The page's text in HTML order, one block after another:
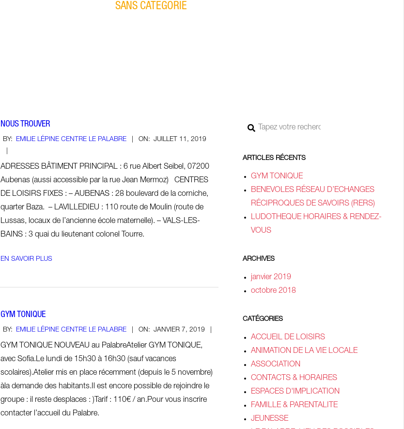
SANS CATEGORIE
NOUS TROUVER
2019-
07-
11
BY: EMILIE LÉPINE CENTRE LE PALABRE ON: JUILLET 11, 2019
ADRESSES BÂTIMENT PRINCIPAL : 6 rue Albert Seibel, 07200
Aubenas (aussi accessible par la rue Jean Mermoz) CENTRES
DE LOISIRS FIXES : – AUBENAS : 28 boulevard de la corniche,
quarter Baza. – LAVILLEDIEU : 110 route de Moulin (route de
Lussas, locaux de l’ancienne école maternelle). – VALS-LES-
BAINS : 3 quai du lieutenant colonel Tourre.
EN SAVOIR PLUS
GYM TONIQUE
2019-
01-
BY: EMILIE LÉPINE CENTRE LE PALABRE ON: JANVIER 7, 2019
GYM TONIQUE NOUVEAU au PalabreAtelier GYM TONIQUE,
avec Sofia.Le lundi de 15h30 à 16h30 (sauf vacances
scolaires).Atelier mis en place récemment (depuis le 5 novembre)
àla demande des habitants.Il est encore possible de rejoindre le
groupe : il reste desplaces : )Tarif : 110€ / an.Pour vous inscrire
contacter l’accueil du Palabre.
Rechercher
ARTICLES RÉCENTS
GYM TONIQUE
BENEVOLES RÉSEAU D’ECHANGES
RÉCIPROQUES DE SAVOIRS (RERS)
LUDOTHEQUE HORAIRES & RENDEZ-
VOUS
ARCHIVES
janvier 2019
octobre 2018
CATÉGORIES
ACCUEIL DE LOISIRS
ANIMATION DE LA VIE LOCALE
ASSOCIATION
CONTACTS & HORAIRES
ESPACES D'IMPLICATION
FAMILLE & PARENTALITE
JEUNESSE